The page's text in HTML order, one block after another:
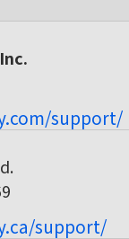
support/
support/